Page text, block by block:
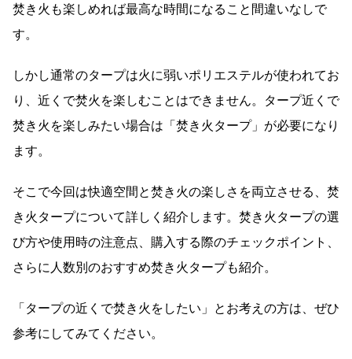
焚き火も楽しめれば最高な時間になること間違いなしで
す。
しかし通常のタープは火に弱いポリエステルが使われてお
り、近くで焚火を楽しむことはできません。タープ近くで
焚き火を楽しみたい場合は「焚き火タープ」が必要になり
ます。
そこで今回は快適空間と焚き火の楽しさを両立させる、焚
き火タープについて詳しく紹介します。焚き火タープの選
び方や使用時の注意点、購入する際のチェックポイント、
さらに人数別のおすすめ焚き火タープも紹介。
「タープの近くで焚き火をしたい」とお考えの方は、ぜひ
参考にしてみてください。